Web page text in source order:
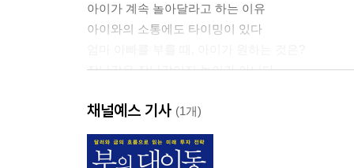
아이가 계속 놀아달라고 하는 이유
아이와의 소통에도 타이밍이 있다
장난감은 장난감이지 놀이가 아니다
눈맞춤 육아법 2 _ 아이의 관점으로 이해하기
아이의 놀이를 지켜보면 아이의 마음이 보입니다
채널예스 기사 (1개)